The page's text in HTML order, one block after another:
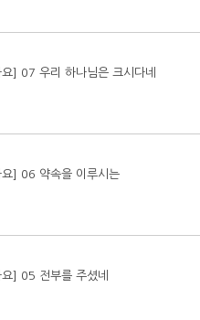
] 07 우리 하나님은 크시다네
] 06 약속을 이루시는
] 05 전부를 주셨네